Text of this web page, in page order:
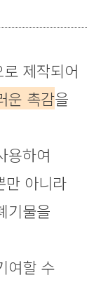
로 제작되어
운 촉감을
용하여
만 아니라
기물을
여할 수